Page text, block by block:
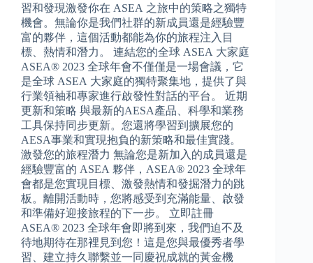
習和發現激發你在 ASEA 之旅中的策略之獨特
機會。無論你是我們社群的新成員還是經驗豐
富的夥伴，這個活動都能為你的旅程注入目
標、熱情和潛力。 連結您的全球 ASEA 大家庭
ASEA® 2023 全球年會不僅僅是一場會議，它
是全球 ASEA 大家庭的獨特聚集地，提供了與
行業領袖和專家進行啟發性對話的平台。 近期
更新和策略 與最新的AESA產品、科學和業務
工具保持同步更新。您還將學習到擴展您的
AESA事業和實現抱負的新策略和最佳實踐。
激發您的旅程潛力 無論您是新加入的成員還是
經驗豐富的 ASEA 夥伴，ASEA® 2023 全球年
會都是您實現目標、激發熱情和發掘潛力的跳
板。離開活動時，您將感受到充滿能量、啟發
和準備好迎接旅程的下一步。 立即註冊
ASEA® 2023 全球年會即將到來，我們迫不及
待地期待在那裡見到您！這是您與最優秀者學
習、建立持久聯繫並一同慶祝成就的黃金機